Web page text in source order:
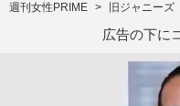
週刊女性PRIME 旧ジャニーズ
広告の下に